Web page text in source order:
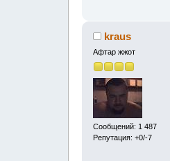
kraus
Афтар жжот
Сообщений: 1 487
Репутация: +0/-7